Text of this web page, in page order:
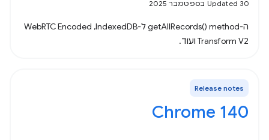
Updated 30 בספטמבר 2025
ה-method‏ getAllRecords()‎ ל-IndexedDB,‏ WebRTC Encoded
Transform V2 ועוד.
Release notes
Chrome 140